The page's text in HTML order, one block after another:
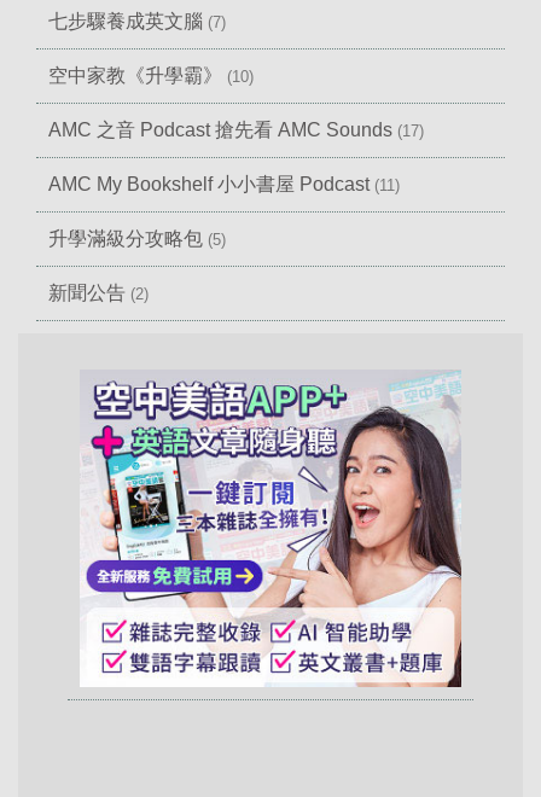
七步驟養成英文腦 (7)
空中家教《升學霸》 (10)
AMC 之音 Podcast 搶先看 AMC Sounds (17)
AMC My Bookshelf 小小書屋 Podcast (11)
升學滿級分攻略包 (5)
新聞公告 (2)